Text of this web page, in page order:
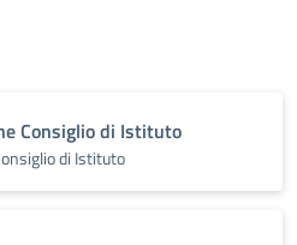
Consiglio di Istituto
di Istituto